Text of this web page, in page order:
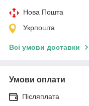
Нова Пошта
Укрпошта
Всі умови доставки
Умови оплати
Післяплата